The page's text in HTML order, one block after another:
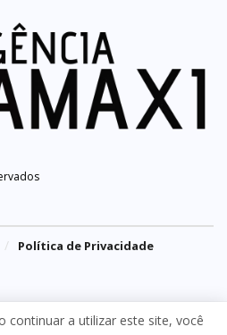
Política de Privacidade
continuar a utilizar este site, você